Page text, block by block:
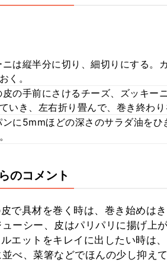
は縦半分に切り、細切りにする。
く。
の手前にさけるチーズ、ズッキー
いき、左右折り畳んで、巻き終わ
に5mmほどの深さのサラダ油をひ
のコメント
で具材を巻く時は、巻き始めは
ーシー、皮はパリパリに揚げ上が
エットをキレイに出したい時は
べ、菜箸などでほんの少し抑え